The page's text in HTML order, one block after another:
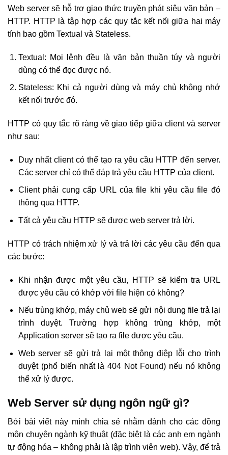
Web server sẽ hỗ trợ giao thức truyền phát siêu văn bản –
HTTP. HTTP là tập hợp các quy tắc kết nối giữa hai máy
tính bao gồm Textual và Stateless.
Textual: Mọi lệnh đều là văn bản thuần túy và người
dùng có thể đọc được nó.
Stateless: Khi cả người dùng và máy chủ không nhớ
kết nối trước đó.
HTTP có quy tắc rõ ràng về giao tiếp giữa client và server
như sau:
Duy nhất client có thể tạo ra yêu cầu HTTP đến server.
Các server chỉ có thể đáp trả yêu cầu HTTP của client.
Client phải cung cấp URL của file khi yêu cầu file đó
thông qua HTTP.
Tất cả yêu cầu HTTP sẽ được web server trả lời.
HTTP có trách nhiệm xử lý và trả lời các yêu cầu đến qua
các bước:
Khi nhận được một yêu cầu, HTTP sẽ kiểm tra URL
được yêu cầu có khớp với file hiện có không?
Nếu trùng khớp, máy chủ web sẽ gửi nội dung file trả lại
trình duyệt. Trường hợp không trùng khớp, một
Application server sẽ tạo ra file được yêu cầu.
Web server sẽ gửi trả lại một thông điệp lỗi cho trình
duyệt (phổ biến nhất là 404 Not Found) nếu nó không
thể xử lý được.
Web Server sử dụng ngôn ngữ gì?
Bởi bài viết này mình chia sẻ nhằm dành cho các đồng
môn chuyên ngành kỹ thuật (đặc biệt là các anh em ngành
tự động hóa – không phải là lập trình viên web). Vậy, để trả